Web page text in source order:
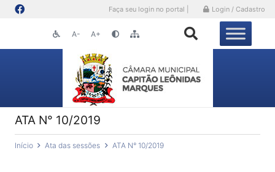
Faça seu login no portal | Login / Cadastro
A- A+
ATA N° 10/2019
Início Ata das sessões ATA N° 10/2019